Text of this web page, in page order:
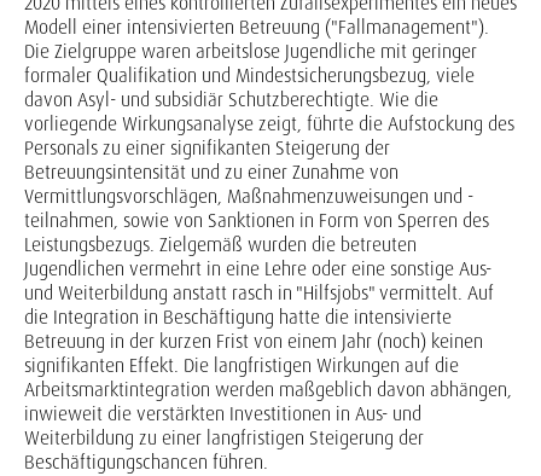
Modell einer intensivierten Betreuung ("Fallmanagement").
Die Zielgruppe waren arbeitslose Jugendliche mit geringer
formaler Qualifikation und Mindestsicherungsbezug, viele
davon Asyl- und subsidiär Schutzberechtigte. Wie die
vorliegende Wirkungsanalyse zeigt, führte die Aufstockung des
Personals zu einer signifikanten Steigerung der
Betreuungsintensität und zu einer Zunahme von
Vermittlungsvorschlägen, Maßnahmenzuweisungen und -
teilnahmen, sowie von Sanktionen in Form von Sperren des
Leistungsbezugs. Zielgemäß wurden die betreuten
Jugendlichen vermehrt in eine Lehre oder eine sonstige Aus-
und Weiterbildung anstatt rasch in "Hilfsjobs" vermittelt. Auf
die Integration in Beschäftigung hatte die intensivierte
Betreuung in der kurzen Frist von einem Jahr (noch) keinen
signifikanten Effekt. Die langfristigen Wirkungen auf die
Arbeitsmarktintegration werden maßgeblich davon abhängen,
inwieweit die verstärkten Investitionen in Aus- und
Weiterbildung zu einer langfristigen Steigerung der
Beschäftigungschancen führen.